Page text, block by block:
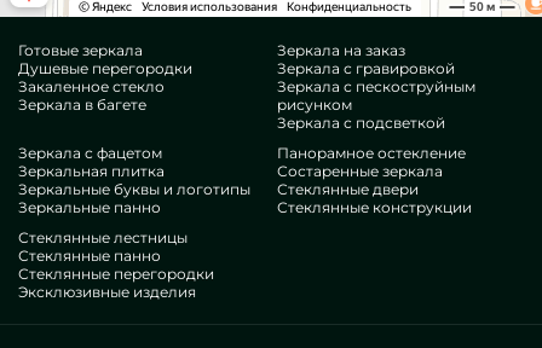
Готовые зеркала
Душевые перегородки
Закаленное стекло
Зеркала в багете
Зеркала на заказ
Зеркала с гравировкой
Зеркала с пескоструйным
рисунком
Зеркала с подсветкой
Зеркала с фацетом
Зеркальная плитка
Зеркальные буквы и логотипы
Зеркальные панно
Панорамное остекление
Состаренные зеркала
Стеклянные двери
Стеклянные конструкции
Стеклянные лестницы
Стеклянные панно
Стеклянные перегородки
Эксклюзивные изделия